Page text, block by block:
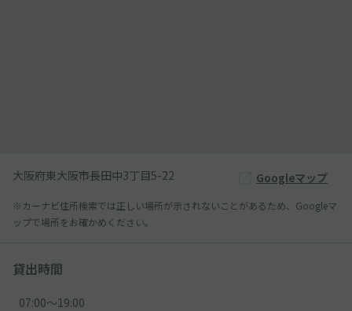
大阪府東大阪市長田中3丁目5-22 Googleマップ
※カーナビ住所検索では正しい場所が示されないことがあるため、Googleマ
ップで場所をお確かめください。
貸出時間
07:00〜19:00